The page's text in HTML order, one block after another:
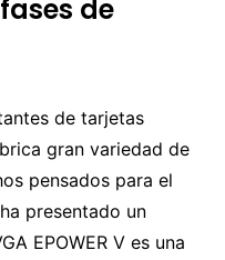
de
de tarjetas
gran variedad de
pensados para el
presentado un
EPOWER V es una